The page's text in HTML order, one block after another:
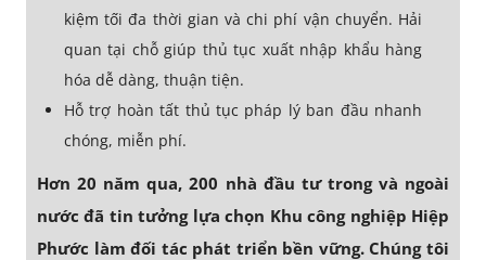
kiệm tối đa thời gian và chi phí vận chuyển. Hải
quan tại chỗ giúp thủ tục xuất nhập khẩu hàng
hóa dễ dàng, thuận tiện.
Hỗ trợ hoàn tất thủ tục pháp lý ban đầu nhanh
chóng, miễn phí.
Hơn 20 năm qua, 200 nhà đầu tư trong và ngoài
nước đã tin tưởng lựa chọn Khu công nghiệp Hiệp
Phước làm đối tác phát triển bền vững. Chúng tôi